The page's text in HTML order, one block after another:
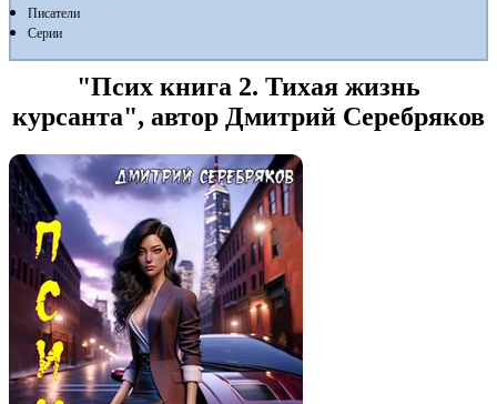
Писатели
Серии
"Псих книга 2. Тихая жизнь
курсанта", автор Дмитрий Серебряков